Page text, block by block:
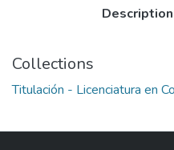
Collections
Titulación - Licenciatura en